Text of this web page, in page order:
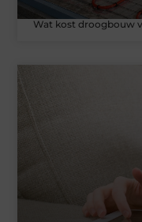
Wat kost droogbouw